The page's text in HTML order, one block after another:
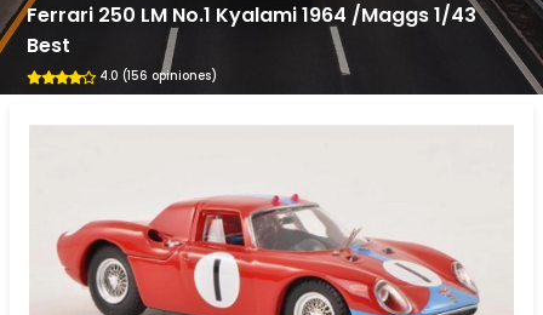
Ferrari 250 LM No.1 Kyalami 1964 /Maggs 1/43
Best
4.0 (156 opiniones)